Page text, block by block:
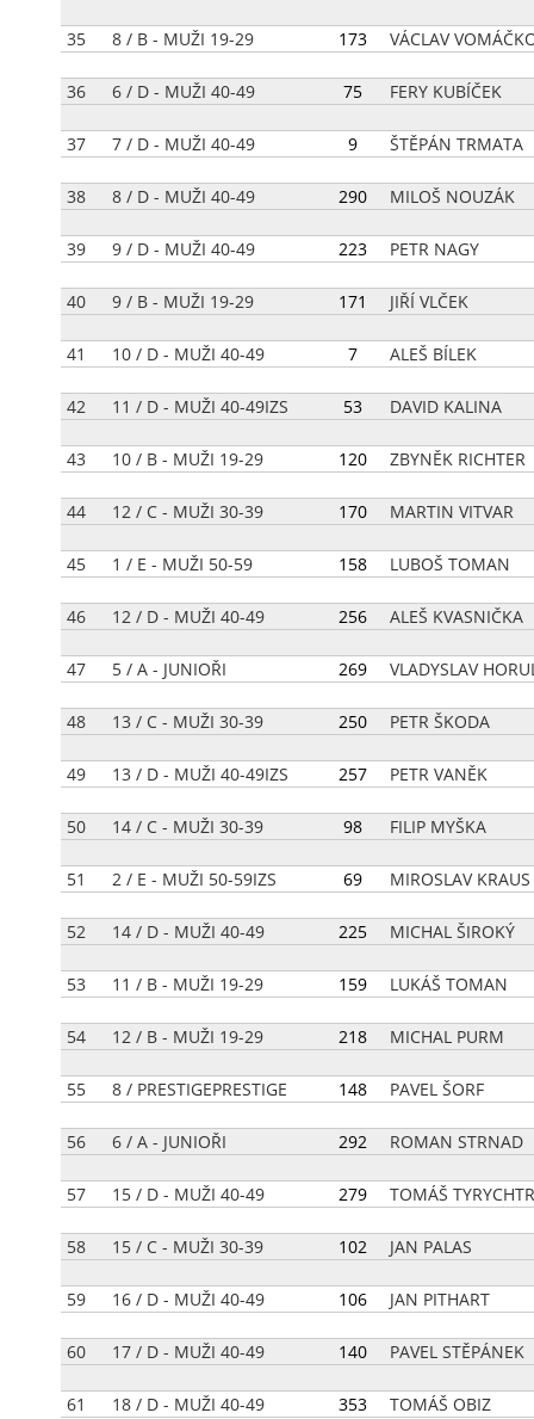
35 8 / B - MUŽI 19-29 173 VÁCLAV
36 6 / D - MUŽI 40-49 75 FERY KUBÍČEK
37 7 / D - MUŽI 40-49 9 ŠTĚPÁN TRMATA
38 8 / D - MUŽI 40-49 290 MILOŠ NOUZÁK
39 9 / D - MUŽI 40-49 223 PETR NAGY
40 9 / B - MUŽI 19-29 171 JIŘÍ VLČEK
41 10 / D - MUŽI 40-49 7 ALEŠ BÍLEK
42 11 / D - MUŽI 40-49IZS 53 DAVID KALINA
43 10 / B - MUŽI 19-29 120 ZBYNĚK RICHTER
44 12 / C - MUŽI 30-39 170 MARTIN VITVAR
45 1 / E - MUŽI 50-59 158 LUBOŠ TOMAN
46 12 / D - MUŽI 40-49 256 ALEŠ KVASNIČKA
47 5 / A - JUNIOŘI 269 VLADYSLAV
48 13 / C - MUŽI 30-39 250 PETR ŠKODA
49 13 / D - MUŽI 40-49IZS 257 PETR VANĚK
50 14 / C - MUŽI 30-39 98 FILIP MYŠKA
51 2 / E - MUŽI 50-59IZS 69 MIROSLAV KRAUS
52 14 / D - MUŽI 40-49 225 MICHAL ŠIROKÝ
53 11 / B - MUŽI 19-29 159 LUKÁŠ TOMAN
54 12 / B - MUŽI 19-29 218 MICHAL PURM
55 8 / PRESTIGEPRESTIGE 148 PAVEL ŠORF
56 6 / A - JUNIOŘI 292 ROMAN STRNAD
57 15 / D - MUŽI 40-49 279 TOMÁŠ TYRYCHTR
58 15 / C - MUŽI 30-39 102 JAN PALAS
59 16 / D - MUŽI 40-49 106 JAN PITHART
60 17 / D - MUŽI 40-49 140 PAVEL STĚPÁNEK
61 18 / D - MUŽI 40-49 353 TOMÁŠ OBIZ